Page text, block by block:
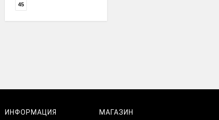
45
ИНФОРМАЦИЯ МАГАЗИН